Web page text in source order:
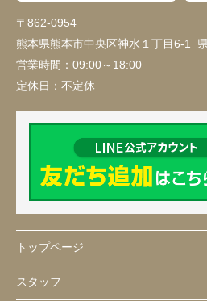
〒862-0954
熊本県熊本市中央区神水１丁目6-1
営業時間： 09:00～18:00
定休日： 不定休
トップページ
スタッフ